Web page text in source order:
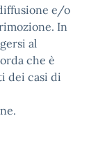
e/o
In
al
che è
dei casi di